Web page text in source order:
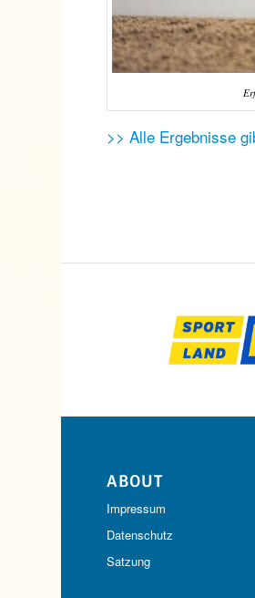
>> Alle Ergebnisse
ABOUT
Impressum
Datenschutz
Satzung